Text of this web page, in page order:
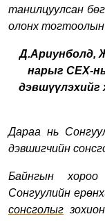
танилцуулсан
олонх
Д.Ариунболд,
нарыг СЕХ-
дэвшүүлэхийг
Дараа нь
дэвшигчийн
Байнгын
Сонгуулийн
сонсголыг